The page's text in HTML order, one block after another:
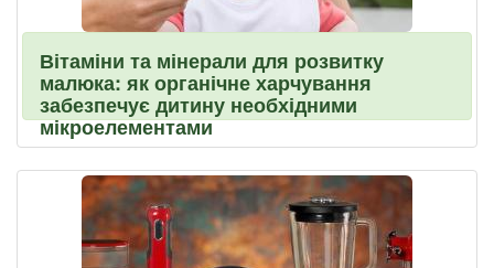
Вітаміни та мінерали для розвитку
малюка: як органічне харчування
забезпечує дитину необхідними
мікроелементами